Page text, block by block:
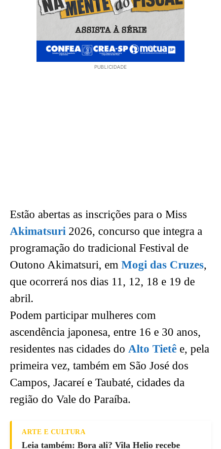
PUBLICIDADE
Estão abertas as inscrições para o Miss
Akimatsuri 2026, concurso que integra a
programação do tradicional Festival de
Outono Akimatsuri, em Mogi das Cruzes,
que ocorrerá nos dias 11, 12, 18 e 19 de
abril.
Podem participar mulheres com
ascendência japonesa, entre 16 e 30 anos,
residentes nas cidades do Alto Tietê e, pela
primeira vez, também em São José dos
Campos, Jacareí e Taubaté, cidades da
região do Vale do Paraíba.
ARTE E CULTURA
Leia também: Bora ali? Vila Helio recebe